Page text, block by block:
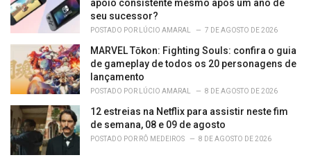
:
apoio consistente mesmo após um ano de
seu sucessor?
POSTADO POR LÚCIO AMARAL 7 DE AGOSTO DE 2026
MARVEL Tōkon: Fighting Souls: confira o guia
de gameplay de todos os 20 personagens de
lançamento
POSTADO POR LÚCIO AMARAL 8 DE AGOSTO DE 2026
12 estreias na Netflix para assistir neste fim
de semana, 08 e 09 de agosto
POSTADO POR RÔ MEDEIROS 8 DE AGOSTO DE 2026